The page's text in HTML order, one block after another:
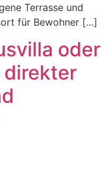
Terrasse und
für Bewohner […]
oder
direkter